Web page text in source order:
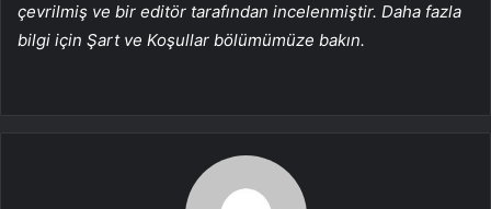
çevrilmiş ve bir editör tarafından incelenmiştir. Daha fazla
bilgi için Şart ve Koşullar bölümümüze bakın.